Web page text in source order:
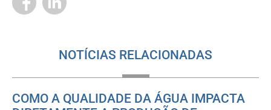
NOTÍCIAS RELACIONADAS
COMO A QUALIDADE DA ÁGUA IMPACTA